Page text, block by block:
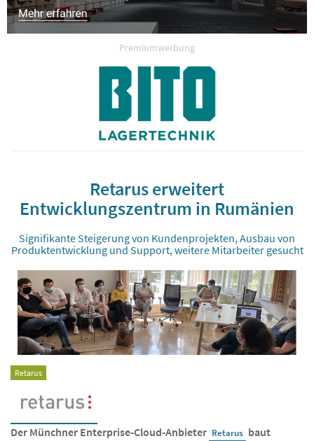
Premiumwerbung
Retarus erweitert
Entwicklungszentrum in Rumänien
Signifikante Steigerung von Kundenprojekten, Ausbau von
Produktentwicklung und Support, weitere Mitarbeiter gesucht
Retarus
Der Münchner Enterprise-Cloud-Anbieter Retarus baut